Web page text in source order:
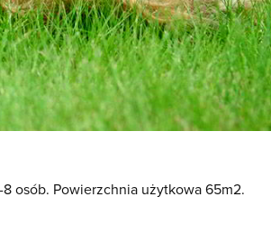
osób. Powierzchnia użytkowa 65m2.